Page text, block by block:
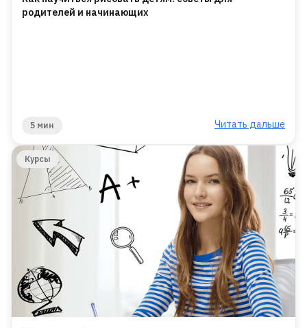
родителей и начинающих
5 мин Читать дальше
Курсы